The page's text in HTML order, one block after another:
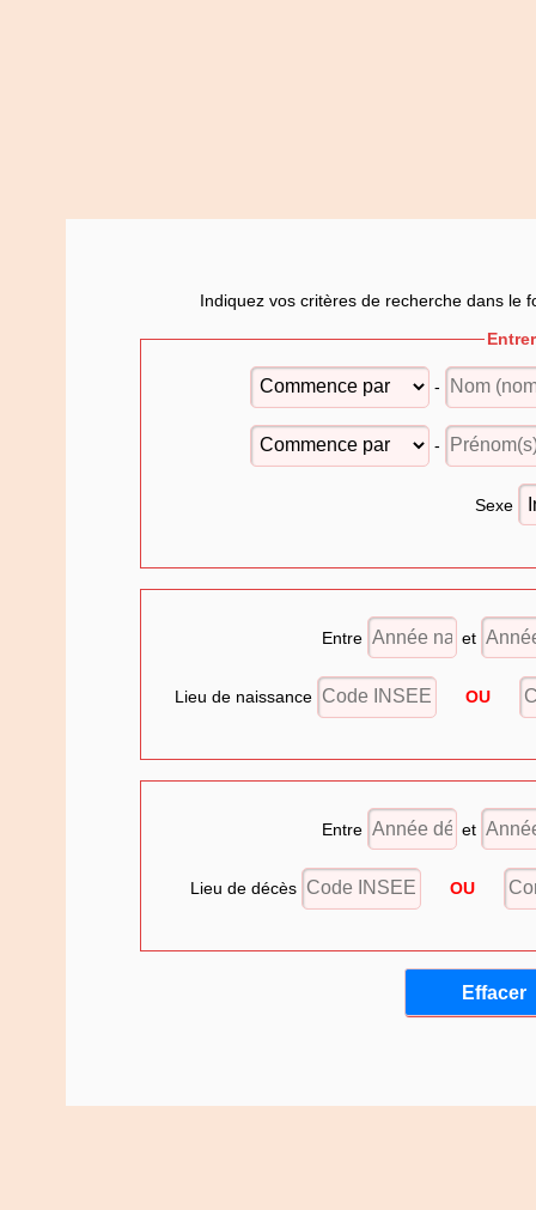
Indiquez vos critères de recherche dans le
-
-
Sexe
Entre et
Lieu de naissance OU
Entre et
Lieu de décès OU